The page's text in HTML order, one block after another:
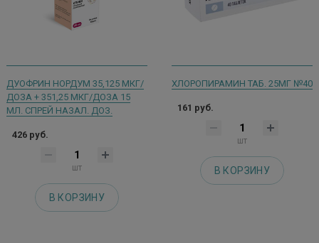
ДУОФРИН НОРДУМ 35,125 МКГ/
ДОЗА + 351,25 МКГ/ДОЗА 15
МЛ. СПРЕЙ НАЗАЛ. ДОЗ.
426 руб.
шт
В КОРЗИНУ
ХЛОРОПИРАМИН ТАБ. 25МГ №40
161 руб.
шт
В КОРЗИНУ